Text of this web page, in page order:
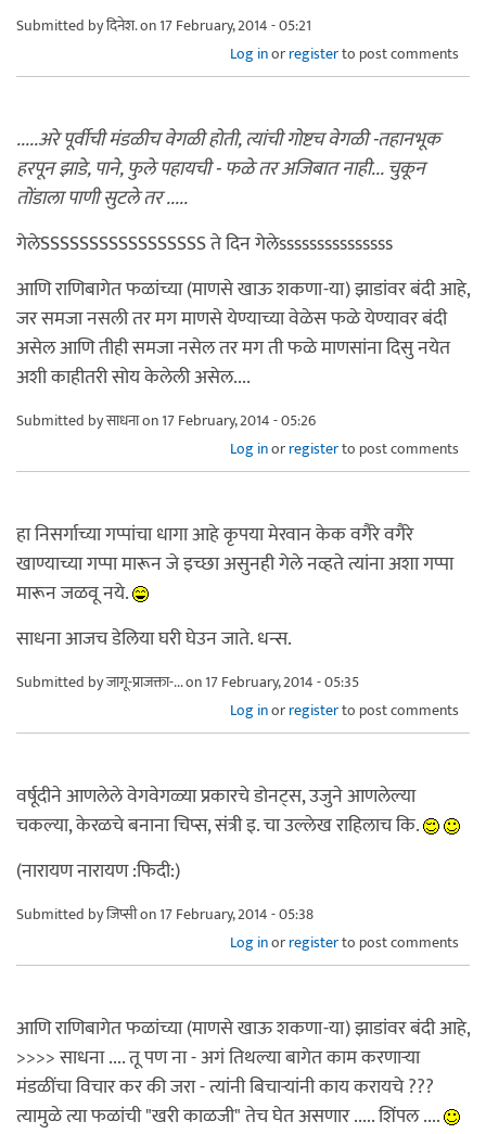
Submitted byदिनेश.on 17 February, 2014 - 05:21
Log inorregisterto post comments
.....अरे पूर्वीची मंडळीच वेगळी होती, त्यांची गोष्टच वेगळी -तहानभूक
हरपून झाडे, पाने, फुले पहायची - फळे तर अजिबात नाही... चुकून
तोंडाला पाणी सुटले तर .....
गेलेSSSSSSSSSSSSSSSSS ते दिन गेलेsssssssssssssss
आणि राणिबागेत फळांच्या (माणसे खाऊ शकणा-या) झाडांवर बंदी आहे,
जर समजा नसली तर मग माणसे येण्याच्या वेळेस फळे येण्यावर बंदी
असेल आणि तीही समजा नसेल तर मग ती फळे माणसांना दिसु नयेत
अशी काहीतरी सोय केलेली असेल....
Submitted byसाधनाon 17 February, 2014 - 05:26
Log inorregisterto post comments
हा निसर्गाच्या गप्पांचा धागा आहे कृपया मेरवान केक वगैरे वगैरे
खाण्याच्या गप्पा मारून जे इच्छा असुनही गेले नव्हते त्यांना अशा गप्पा
मारून जळवू नये.
साधना आजच डेलिया घरी घेउन जाते. धन्स.
Submitted byजागू-प्राजक्ता-...on 17 February, 2014 - 05:35
Log inorregisterto post comments
वर्षूदीने आणलेले वेगवेगळ्या प्रकारचे डोनट्स, उजुने आणलेल्या
चकल्या, केरळचे बनाना चिप्स, संत्री इ. चा उल्लेख राहिलाच कि.
(नारायण नारायण :फिदी:)
Submitted byजिप्सीon 17 February, 2014 - 05:38
Log inorregisterto post comments
आणि राणिबागेत फळांच्या (माणसे खाऊ शकणा-या) झाडांवर बंदी आहे,
>>>> साधना .... तू पण ना - अगं तिथल्या बागेत काम करणार्‍या
मंडळींचा विचार कर की जरा - त्यांनी बिचार्‍यांनी काय करायचे ???
त्यामुळे त्या फळांची "खरी काळजी" तेच घेत असणार ..... शिंपल ....